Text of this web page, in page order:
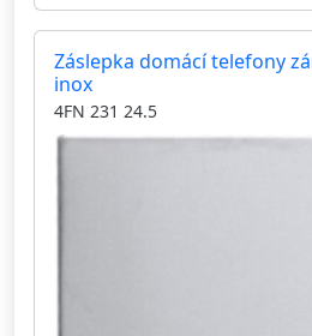
Záslepka domácí telefony
inox
4FN 231 24.5